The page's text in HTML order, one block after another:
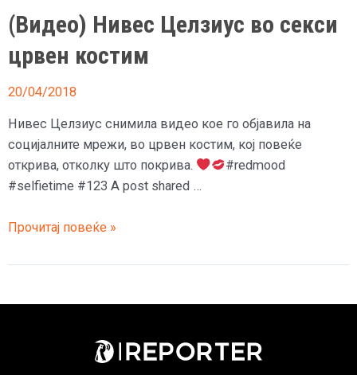
(Видео) Нивес Целзиус во секси
црвен костим
20/04/2018
Нивес Целзиус снимила видео кое го објавила на
социјалните мрежи, во црвен костим, кој повеќе
открива, отколку што покрива.
#redmood
#selfietime #123 A post shared …
(Видео)
Целзиус
Прочитај повеќе »